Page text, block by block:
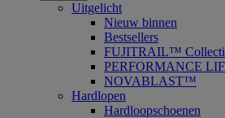
Uitgelicht
Nieuw binnen
Bestsellers
FUJITRAIL™
PERFORMANCE
NOVABLAST™
Hardlopen
Hardloopschoenen